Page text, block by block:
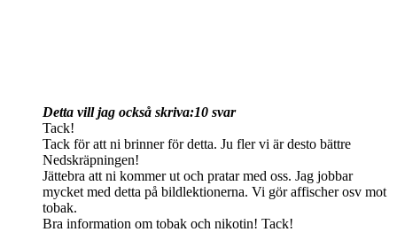
Detta vill jag också skriva:10 svar
Tack!
Tack för att ni brinner för detta. Ju fler vi är desto bättre
Nedskräpningen!
Jättebra att ni kommer ut och pratar med oss. Jag jobbar
mycket med detta på bildlektionerna. Vi gör affischer osv mot
tobak.
Bra information om tobak och nikotin! Tack!